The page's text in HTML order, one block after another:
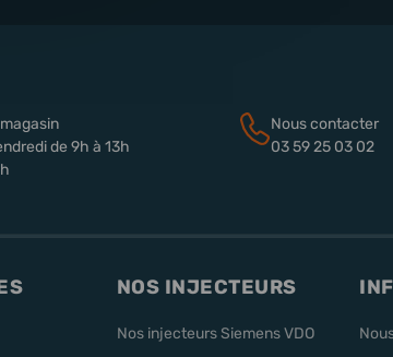
de 9h à 13h
Nous contacter
03 59 25 03 02
NOS INJECTEURS
Nos injecteurs Siemens VDO